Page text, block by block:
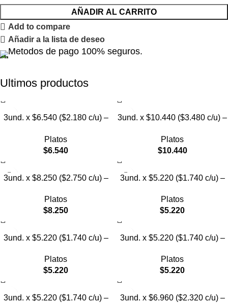
AÑADIR AL CARRITO
Add to compare
Añadir a la lista de deseo
Metodos de pago 100% seguros.
Ultimos productos
3und. x $6.540 ($2.180 c/u) –
con Diseño Decorativo
Platos
$6.540
3und. x $10.440 ($3.480 c/u) –
con Bowl de Acero
Platos
$10.440
3und. x $8.250 ($2.750 c/u) –
con Diseño de Gatos
Platos
$8.250
3und. x $5.220 ($1.740 c/u) –
Texturizado
Platos
$5.220
3und. x $5.220 ($1.740 c/u) –
Diseño Pastel
Platos
$5.220
3und. x $5.220 ($1.740 c/u) –
con Diseños Estampados
Platos
$5.220
3und. x $5.220 ($1.740 c/u) –
3und. x $6.960 ($2.320 c/u) –